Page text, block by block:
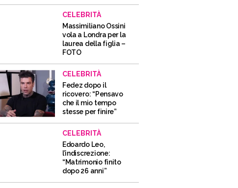
CELEBRITÀ
Massimiliano Ossini
vola a Londra per la
laurea della figlia –
FOTO
CELEBRITÀ
Fedez dopo il
ricovero: “Pensavo
che il mio tempo
stesse per finire”
CELEBRITÀ
Edoardo Leo,
l’indiscrezione:
“Matrimonio finito
dopo 26 anni”